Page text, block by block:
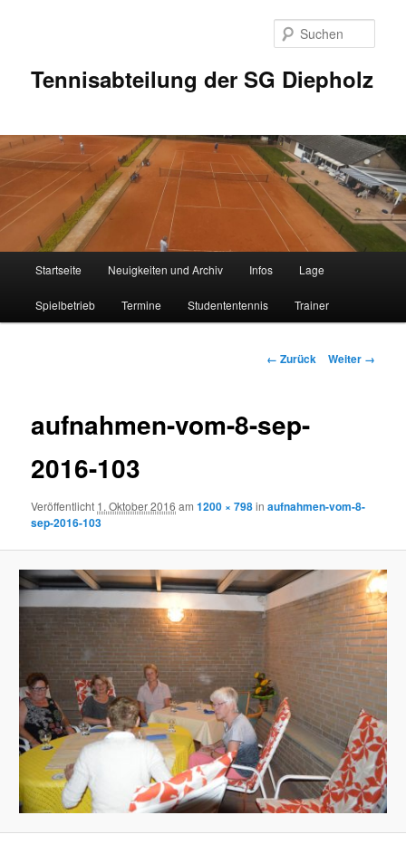
Tennisabteilung der SG Diepholz
Startseite Neuigkeiten und Archiv Infos Lage
Spielbetrieb Termine Studententennis Trainer
Bilder-
← Zurück Weiter →
aufnahmen-vom-8-sep-
2016-103
Veröffentlicht 1. Oktober 2016 am1200 × 798inaufnahmen-vom-8-
sep-2016-103